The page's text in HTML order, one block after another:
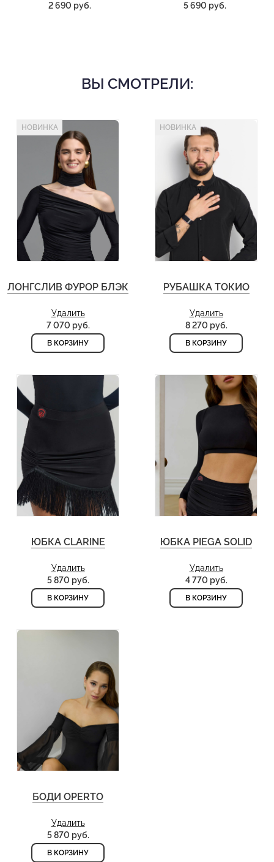
2 690 руб. 5 690 руб.
ВЫ СМОТРЕЛИ:
НОВИНКА
ЛОНГСЛИВ ФУРОР БЛЭК
Удалить
7 070 руб.
В КОРЗИНУ
НОВИНКА
РУБАШКА ТОКИО
Удалить
8 270 руб.
В КОРЗИНУ
ЮБКА CLARINE
Удалить
5 870 руб.
В КОРЗИНУ
ЮБКА PIEGA SOLID
Удалить
4 770 руб.
В КОРЗИНУ
БОДИ OPERTO
Удалить
5 870 руб.
В КОРЗИНУ